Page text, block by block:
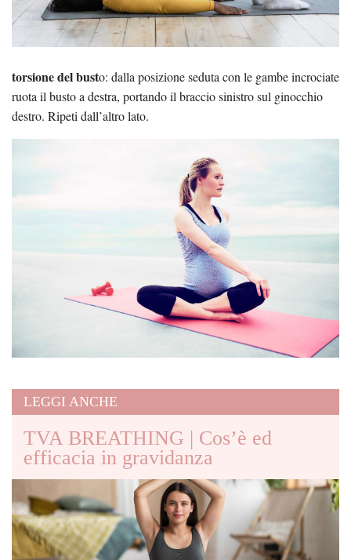
torsione del busto: dalla posizione seduta con le gambe incrociate
ruota il busto a destra, portando il braccio sinistro sul ginocchio
destro. Ripeti dall’altro lato.
LEGGI ANCHE
TVA BREATHING | Cos’è ed
efficacia in gravidanza